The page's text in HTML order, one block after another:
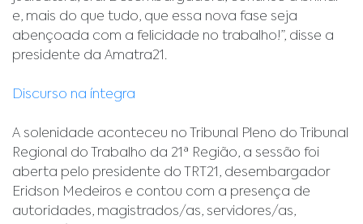
e, mais do que tudo, que essa nova fase seja
abençoada com a felicidade no trabalho!”, disse a
presidente da Amatra21.
Discurso na íntegra
A solenidade aconteceu no Tribunal Pleno do Tribunal
Regional do Trabalho da 21ª Região, a sessão foi
aberta pelo presidente do TRT21, desembargador
Eridson Medeiros e contou com a presença de
autoridades, magistrados/as, servidores/as,